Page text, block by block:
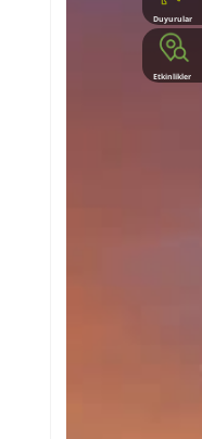
Duyurular
Etkinlikler